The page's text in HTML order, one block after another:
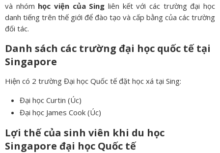
và nhóm học viện của Sing liên kết với các trường đại học
danh tiếng trên thế giới để đào tạo và cấp bằng của các trường
đối tác.
Danh sách các trường đại học quốc tế tại
Singapore
Hiện có 2 trường Đại học Quốc tế đặt học xá tại Sing:
Đại học Curtin (Úc)
Đại học James Cook (Úc)
Lợi thế của sinh viên khi du học
Singapore đại học Quốc tế